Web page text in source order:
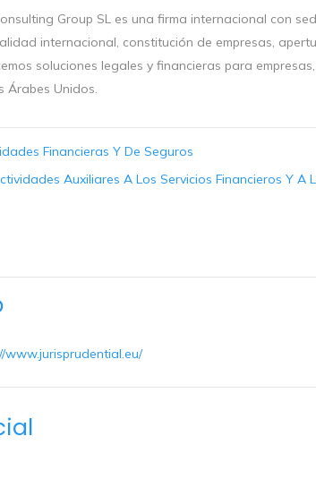
Group SL es una firma internacional con
internacional, constitución de empresas,
soluciones legales y financieras para
Árabes Unidos.
Financieras Y De Seguros
Auxiliares A Los Servicios Financieros Y A
www.jurisprudential.eu/